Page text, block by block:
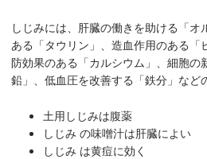
しじみには、肝臓の働きを助ける「
ある「タウリン」、造血作用のある「
防効果のある「カルシウム」、細胞の
鉛」、低血圧を改善する「鉄分」など
土用しじみは腹薬
しじみ の味噌汁は肝臓によい
しじみ は黄痘に効く